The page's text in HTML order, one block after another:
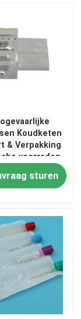
Koudketen
& Verpakking
voorraden
sturen